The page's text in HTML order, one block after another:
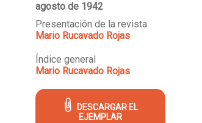
agosto de 1942
Presentación de la revista
Mario Rucavado Rojas
Índice general
Mario Rucavado Rojas
DESCARGAR EL
EJEMPLAR